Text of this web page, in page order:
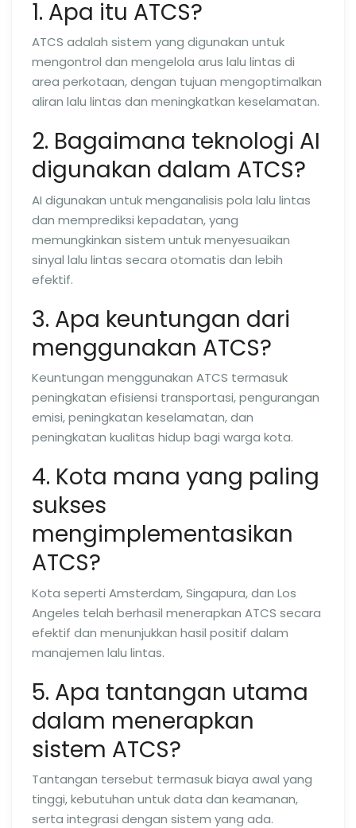
1. Apa itu ATCS?
ATCS adalah sistem yang digunakan untuk
mengontrol dan mengelola arus lalu lintas di
area perkotaan, dengan tujuan mengoptimalkan
aliran lalu lintas dan meningkatkan keselamatan.
2. Bagaimana teknologi AI
digunakan dalam ATCS?
AI digunakan untuk menganalisis pola lalu lintas
dan memprediksi kepadatan, yang
memungkinkan sistem untuk menyesuaikan
sinyal lalu lintas secara otomatis dan lebih
efektif.
3. Apa keuntungan dari
menggunakan ATCS?
Keuntungan menggunakan ATCS termasuk
peningkatan efisiensi transportasi, pengurangan
emisi, peningkatan keselamatan, dan
peningkatan kualitas hidup bagi warga kota.
4. Kota mana yang paling
sukses
mengimplementasikan
ATCS?
Kota seperti Amsterdam, Singapura, dan Los
Angeles telah berhasil menerapkan ATCS secara
efektif dan menunjukkan hasil positif dalam
manajemen lalu lintas.
5. Apa tantangan utama
dalam menerapkan
sistem ATCS?
Tantangan tersebut termasuk biaya awal yang
tinggi, kebutuhan untuk data dan keamanan,
serta integrasi dengan sistem yang ada.